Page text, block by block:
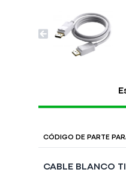
CÓDIGO DE PARTE
CABLE BLANCO